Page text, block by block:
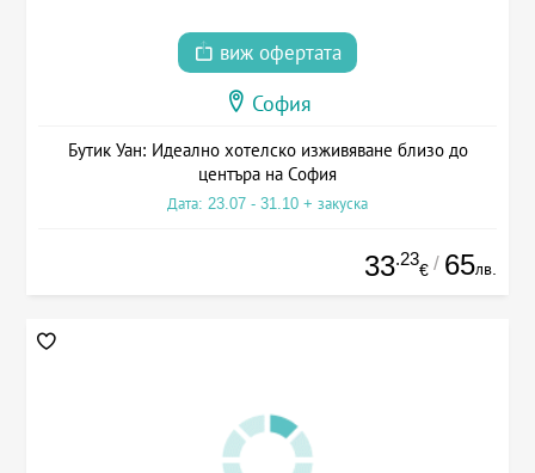
виж офертата
София
Бутик Уан: Идеално хотелско изживяване близо до
центъра на София
Дата: 23.07 - 31.10 + закуска
33.23
€ / 65лв.